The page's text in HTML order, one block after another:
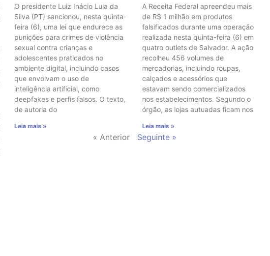
O presidente Luiz Inácio Lula da
Silva (PT) sancionou, nesta quinta-
feira (6), uma lei que endurece as
punições para crimes de violência
sexual contra crianças e
adolescentes praticados no
ambiente digital, incluindo casos
que envolvam o uso de
inteligência artificial, como
deepfakes e perfis falsos. O texto,
de autoria do
Leia mais »
A Receita Federal apreendeu mais
de R$ 1 milhão em produtos
falsificados durante uma operação
realizada nesta quinta-feira (6) em
quatro outlets de Salvador. A ação
recolheu 456 volumes de
mercadorias, incluindo roupas,
calçados e acessórios que
estavam sendo comercializados
nos estabelecimentos. Segundo o
órgão, as lojas autuadas ficam nos
Leia mais »
« Anterior Seguinte »